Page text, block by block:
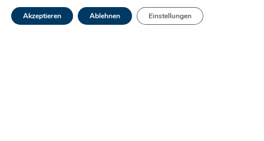
Abonnieren Sie unseren Newsletter
Akzeptieren Ablehnen Einstellungen